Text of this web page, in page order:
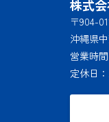
株式
〒904-
沖縄県
営業時間
定休日：